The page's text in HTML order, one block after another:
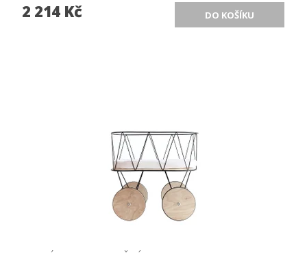
2 214 Kč